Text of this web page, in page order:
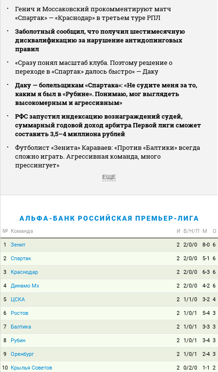
Генич и Моссаковский прокомментируют матч
«Спартак» — «Краснодар» в третьем туре РПЛ
Заболотный сообщил, что получил шестимесячную
дисквалификацию за нарушение антидопинговых
правил
«Сразу понял масштаб клуба. Поэтому решение о
переходе в «Спартак» далось быстро» — Даку
Даку — болельщикам «Спартака»: «Не судите меня за то,
каким я был в «Рубине». Понимаю, мог выглядеть
высокомерным и агрессивным»
РФС запустил индексацию вознаграждений судей,
суммарный годовой доход арбитра Первой лиги сможет
составить 3,5–4 миллиона рублей
Футболист «Зенита» Караваев: «Против «Балтики» всегда
сложно играть. Агрессивная команда, много
прессингует»
ЕЩЕ
АЛЬФА-БАНК РОССИЙСКАЯ ПРЕМЬЕР-ЛИГА
№ Команда И В/Н/П М О
1 Зенит 2 2/0/0 8-0 6
2 Спартак 2 2/0/0 5-1 6
3 Краснодар 2 2/0/0 6-3 6
4 Динамо Мх 2 2/0/0 4-2 6
5 ЦСКА 2 1/1/0 3-2 4
6 Ростов 2 1/0/1 5-4 3
7 Балтика 2 1/0/1 3-3 3
8 Рубин 2 1/0/1 3-4 3
9 Оренбург 2 1/0/1 2-4 3
10 Крылья Советов 2 0/2/0 1-1 2